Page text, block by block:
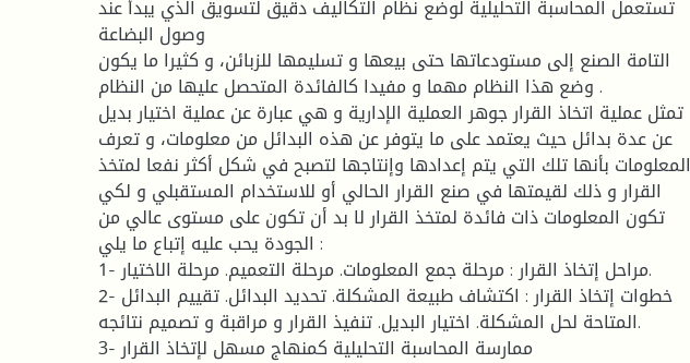
تستعمل المحاسبة التحليلية لوضع نظام التكاليف دقيق لتسويق الذي يبدأ عند
وصول البضاعة
التامة الصنع إلى مستودعاتها حتى بيعها و تسليمها للزبائن، و كثيرا ما يكون
وضع هذا النظام مهما و مفيدا كالفائدة المتحصل عليها من النظام .
تمثل عملية اتخاذ القرار جوهر العملية الإدارية و هي عبارة عن عملية اختيار بديل
عن عدة بدائل حيث يعتمد على ما يتوفر عن هذه البدائل من معلومات، و تعرف
المعلومات بأنها تلك التي يتم إعدادها وإنتاجها لتصبح في شكل أكثر نفعا لمتخذ
القرار و ذلك لقيمتها في صنع القرار الحالي أو للاستخدام المستقبلي و لكي
تكون المعلومات ذات فائدة لمتخذ القرار لا بد أن تكون على مستوى عالي من
الجودة يحب عليه إتباع ما يلي :
1- مراحل إتخاذ القرار : مرحلة جمع المعلومات. مرحلة التعميم. مرحلة الاختيار.
2- خطوات إتخاذ القرار : اكتشاف طبيعة المشكلة. تحديد البدائل. تقييم البدائل
المتاحة لحل المشكلة. اختيار البديل. تنفيذ القرار و مراقبة و تصميم نتائجه.
3- ممارسة المحاسبة التحليلية كمنهاج مسهل لإتخاذ القرار